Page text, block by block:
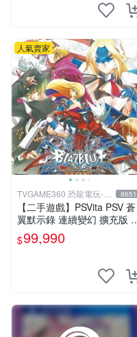
人氣賣家
TVGAME360 恐龍電玩-台
中店
8651
【二手遊戲】PSVita PSV 蒼
翼默示錄 連續變幻 擴充版
洲日文版【台中恐龍電玩】
$99,990